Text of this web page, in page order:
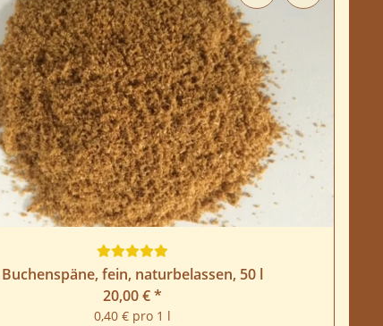
Buchenspäne, fein, naturbelassen, 50 l
20,00 €*
0,40 € pro 1 l